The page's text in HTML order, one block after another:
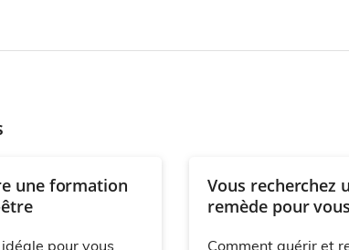
une formation
pour vous
Vous recherchez
remède pour
Comment guérir et